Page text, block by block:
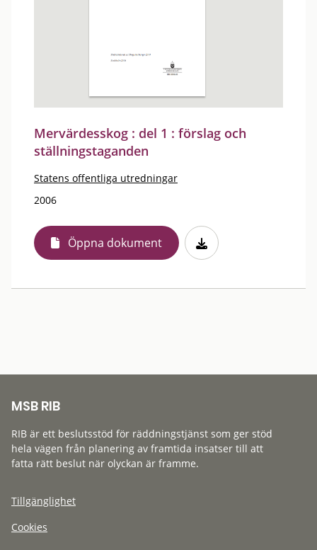
Mervärdesskog : del 1 : förslag och
ställningstaganden
Statens offentliga utredningar
2006
Öppna dokument
MSB RIB
RIB är ett beslutsstöd för räddningstjänst som ger stöd
hela vägen från planering av framtida insatser till att
fatta rätt beslut när olyckan är framme.
Tillgänglighet
Cookies